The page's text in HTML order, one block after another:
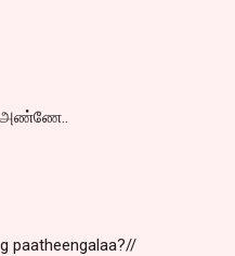
அண்ணே..
paatheengalaa?//